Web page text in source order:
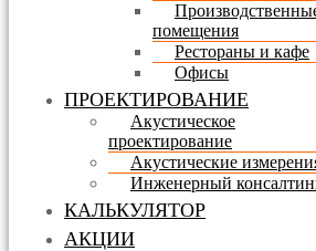
помещения
Рестораны и кафе
Офисы
ПРОЕКТИРОВАНИЕ
Акустическое
проектирование
Акустические
Инженерный
КАЛЬКУЛЯТОР
АКЦИИ